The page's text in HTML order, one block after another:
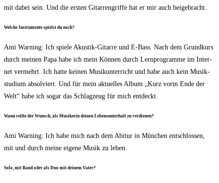
mit dabei sein. Und die ers­ten Gitar­ren­grif­fe hat er mir auch beigebracht.
Wel­che Instru­men­te spielst du noch?
Ami War­ning: Ich spie­le Akus­tik-Gitar­re und E‑Bass. Nach dem Grund­kurs
durch mei­nen Papa habe ich mein Kön­nen durch Lern­pro­gram­me im Inter­
net ver­mehrt. Ich hat­te kei­nen Musik­un­ter­richt und habe auch kein Musik­
stu­di­um absol­viert. Und für mein aktu­el­les Album „Kurz vorm Ende der
Welt“ habe ich sogar das Schlag­zeug für mich entdeckt.
Wann reif­te der Wunsch, als Musi­ke­rin dei­nen Lebens­un­ter­halt zu verdienen?
Ami War­ning: Ich habe mich nach dem Abitur in Mün­chen ent­schlos­sen,
mit und durch mei­ne eige­ne Musik zu leben.
Solo, mit Band oder als Duo mit dei­nem Vater?